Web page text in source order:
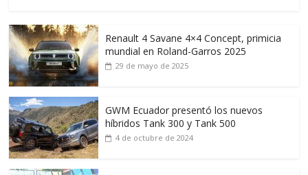
Renault 4 Savane 4×4 Concept, primicia
mundial en Roland-Garros 2025
29 de mayo de 2025
GWM Ecuador presentó los nuevos
híbridos Tank 300 y Tank 500
4 de octubre de 2024